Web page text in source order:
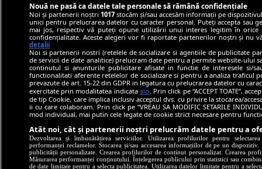
Nouă ne pasă ca datele tale personale să rămână confidențiale
Noi și partenerii noștri 1017stocăm și/sau accesăm informații pe
unici pentru prelucrarea datelor cu caracter personal. Puteți accepta sau
mai jos, respectiv vă puteți opune utilizării unui interes legitim în
confidențialitate. Aceste alegeri vor fi raportate partenerilor noștri și nu
detalii
Noi si partenerii nostri (retelele de socializare si agentiile de publicitate
de servicii de date analitice) prelucram date pentru a permite website-ului
continutul si anunturile publicitare afisate in functie de interesele si/
functionalitati aferente retelelor de socializare si pentru a analiza traficul
prevazute de art. 15-22 din GDPR in legatura cu prelucrarea datelor cu
exercitate prin modalitatea indicata aici . Prin click pe “ACCEPT TOATE”,
de tip Cookie, care implica inclusiv acceptul dvs. cu privire la stocarea/
ii cu care colaboram. Prin click pe “VREAU SA MODIFIC SETARILE
mod individual, mai putin cele legate de cookie strict necesare pentru
Atât noi, cât și partenerii noștri prelucrăm datele pentru a
Dezvoltarea și îmbunătățirea serviciilor. Utilizarea profilurilor pentru
performanței reclamelor. Stocarea și/sau accesarea informațiilor de pe un
publicității personalizate. Crearea profilurilor de conținut personalizat. Crearea
Măsurarea performanței conținutului. Înțelegerea publicului prin statistici sau
de date limitate pentru a selecta publicitatea. Utilizarea datelor limitate pentru a